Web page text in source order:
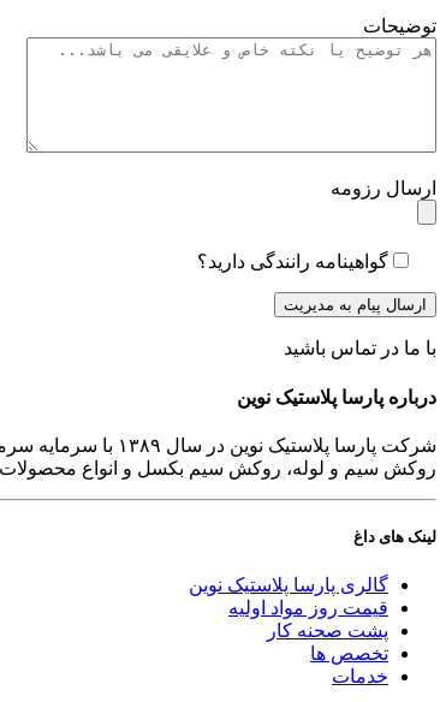
توضیحات
ارسال رزومه
گواهینامه رانندگی دارید؟
با ما در تماس باشید
درباره پارسا پلاستیک نوین
شرکت پارسا
روکش سیم و لوله، روکش سیم بکسل و انواع
لینک های داغ
گالری پارسا پلاستیک نوین
قیمت روز مواد اولیه
پشت صحنه کار
تخصص ها
خدمات